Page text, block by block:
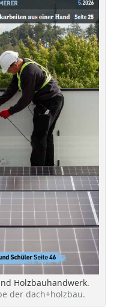
Holzbauhandwerk.
der dach+holzbau.